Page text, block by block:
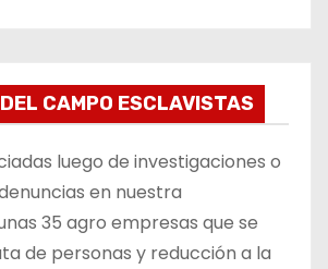
CAMPO ESCLAVISTAS
luego de investigaciones o
en nuestra
35 agro empresas que se
de personas y reducción a la